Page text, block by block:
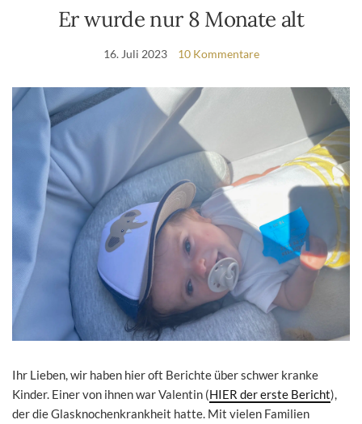
Er wurde nur 8 Monate alt
16. Juli 2023 10 Kommentare
Ihr Lieben, wir haben hier oft Berichte über schwer kranke
Kinder. Einer von ihnen war Valentin (HIER der erste Bericht),
der die Glasknochenkrankheit hatte. Mit vielen Familien